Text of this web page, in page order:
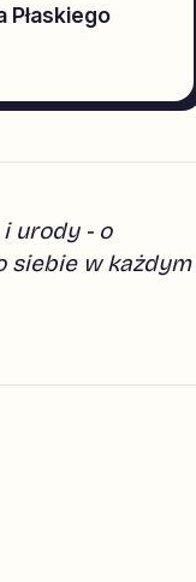
Płaskiego
urody - o
siebie w każdym